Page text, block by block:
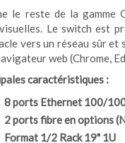
le reste de la
Le switch est
vers un réseau sûr et
web (Chrome,
caractéristiques :
8 ports Ethernet 100/
2 ports fibre en options
Format 1/2 Rack 19" 1U